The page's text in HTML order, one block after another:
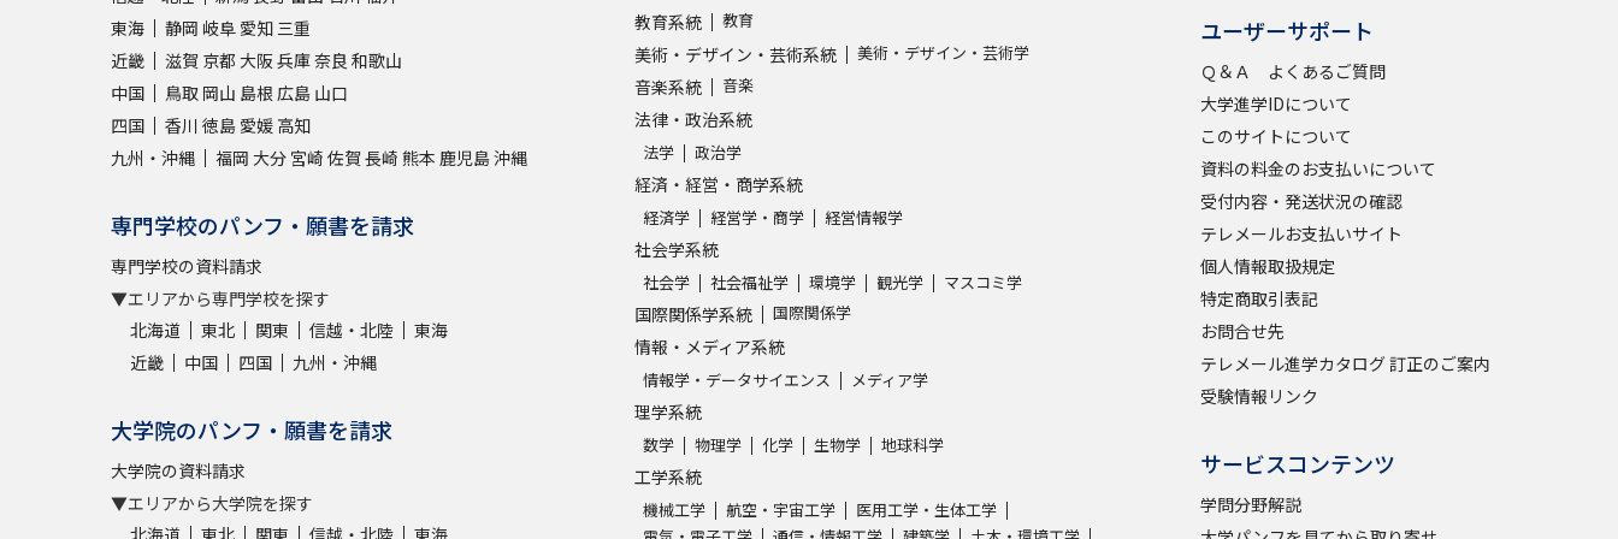
SELFBRAND特集ページ
オープンキャンパスなどを調べる
来場型・Web型イベント特集
資料検索
志望校・出願校を調べる
併願校選び 受験スケジュールを立てよう
先輩が入学を決めた理由
東海
静岡 岐阜 愛知 三重
近畿
滋賀 京都 大阪兵庫奈良 和歌山
中国
鳥取 岡山 島根 広島 山口
四国
香川 徳島 愛媛 高知
九州・沖縄
福岡 大分 宮崎 佐賀 長崎 熊本 鹿児島沖縄
専門学校のパンフ・願書を請求
専門学校の資料請求
▼エリアから専門学校を探す
北海道
東北 関東 信越・北陸
東海
近畿
中国 四国 九州・沖縄
大学院のパンフ・願書を請求
大学院の資料請求
▼エリアから大学院を探す
北海道
東北 関東 信越・北陸 東海
教育系統 教育
美術・デザイン・芸術系統 美術・デザイン・芸術学
音楽系統 音楽
法律・政治系統
法学 政治学
経済・経営・商学系統
経済学 経営学・商学 経営情報学
社会学系統
社会学 社会福祉学 環境学 観光学 マスコミ学
国際関係学系統 国際関係学
情報・メディア系統
情報学・データサイエンス メディア学
理学系統
数学 物理学 化学 生物学 地球科学
工学系統
機械工学 航空・宇宙工学
医用工学・生体工学
ユーザーサポート
Ｑ＆Ａ よくあるご質問
大学進学IDについて
このサイトについて
資料の料金のお支払いについて
受付内容・発送状況の確認
テレメールお支払いサイト
個人情報取扱規定
特定商取引表記
お問合せ先
テレメール進学カタログ 訂正のご案内
受験情報リンク
サービスコンテンツ
学問分野解説